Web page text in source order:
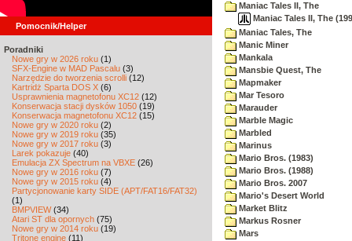
Pomocnik/Helper
Poradniki
Nowe gry w 2026 roku (1)
SFX-Engine w MAD Pascalu (3)
Narzędzie do tworzenia scrolli (12)
Kartridż Sparta DOS X (6)
Usprawnienia magnetofonu XC12 (12)
Konserwacja stacji dysków 1050 (19)
Konserwacja magnetofonu XC12 (15)
Nowe gry w 2020 roku (2)
Nowe gry w 2019 roku (35)
Nowe gry w 2017 roku (3)
Larek pokazuje (40)
Emulacja ZX Spectrum na VBXE (26)
Nowe gry w 2016 roku (7)
Nowe gry w 2015 roku (4)
Partycjonowanie karty SIDE (APT/FAT16/FAT32)
(1)
BMPVIEW(34)
Atari ST dla opornych (75)
Nowe gry w 2014 roku (19)
Tritone engine (11)
Maniac Tales II, The
Maniac Tales II, The
Maniac Tales, The
Manic Miner
Mankala
Mansbie Quest, The
Mapmaker
Mar Tesoro
Marauder
Marble Magic
Marbled
Marinus
Mario Bros. (1983)
Mario Bros. (1988)
Mario Bros. 2007
Mario's Desert World
Market Blitz
Markus Rosner
Mars